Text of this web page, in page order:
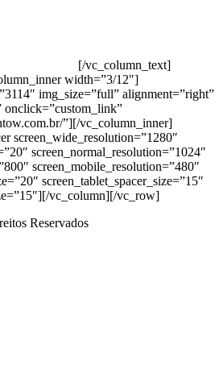
[/vc_column_text]
width=”3/12″]
img_size=”full” alignment=”right”
onclick=”custom_link”
”][/vc_column_inner]
screen_wide_resolution=”1280″
screen_normal_resolution=”1024″
screen_mobile_resolution=”480″
screen_tablet_spacer_size=”15″
vc_column][/vc_row]
Reservados